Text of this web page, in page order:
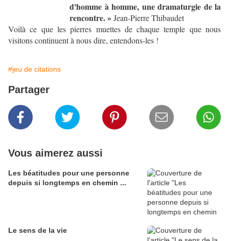
d'homme à homme, une dramaturgie de la
rencontre. »Jean-Pierre Thibaudet
Voilà ce que les pierres muettes de chaque temple que nous
visitons continuent à nous dire, entendons-les !
#jeu de citations
Partager
Vous aimerez aussi
Les béatitudes pour une personne
depuis si longtemps en chemin ...
Le sens de la vie